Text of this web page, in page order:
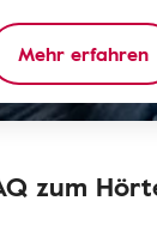
Mehr erfahren
zum